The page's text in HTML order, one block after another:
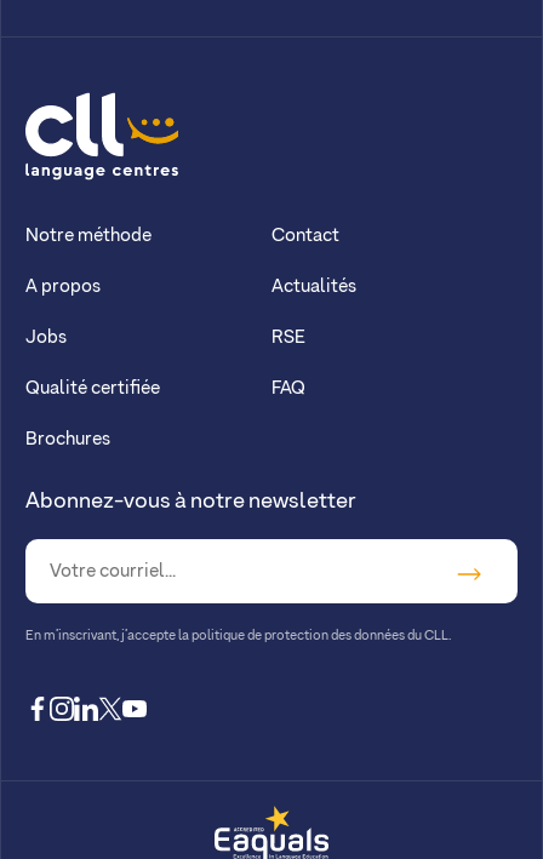
CLL
Notre méthode
A propos
Jobs
Qualité certifiée
Brochures
Contact
Actualités
RSE
FAQ
Abonnez-vous à notre newsletter
En m’inscrivant, j’accepte la politique de protection des données du CLL.
facebook
instagram
linkedin
twitteryoutube